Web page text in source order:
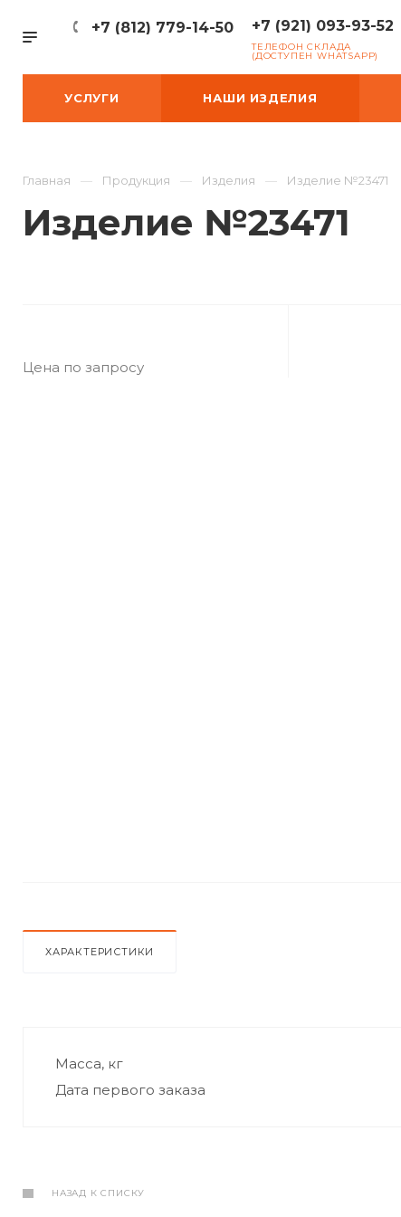
+7 (812) 779-14-50 +7 (921) 093-93-52
ТЕЛЕФОН СКЛАДА
(ДОСТУПЕН WHATSAPP)
УСЛУГИ НАШИ ИЗДЕЛИЯ
Главная Продукция Изделия Изделие №23471
Изделие №23471
Цена по запросу
ХАРАКТЕРИСТИКИ
Масса, кг
Дата первого заказа
НАЗАД К СПИСКУ